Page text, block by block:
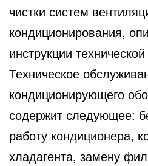
чистки систем
кондиционирования,
инструкции
Техническое
кондиционирующего
содержит следующее:
работу кондиционера,
хладагента, замену